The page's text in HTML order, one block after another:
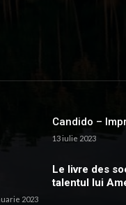
Candido –
13 iulie 2023
Le livre des
talentul lui
2023